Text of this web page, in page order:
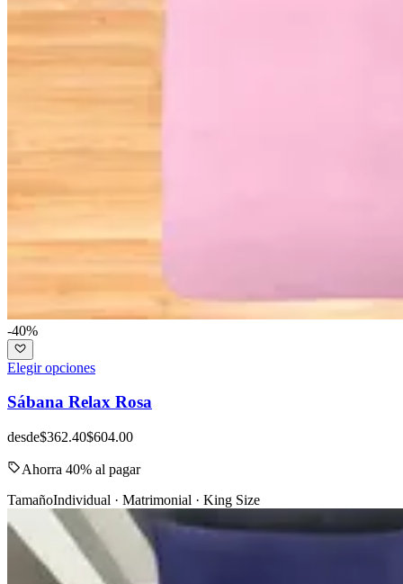
-40%
Elegir opciones
Sábana Relax Rosa
desde$362.40$604.00
Ahorra 40% al pagar
TamañoIndividual · Matrimonial · King Size